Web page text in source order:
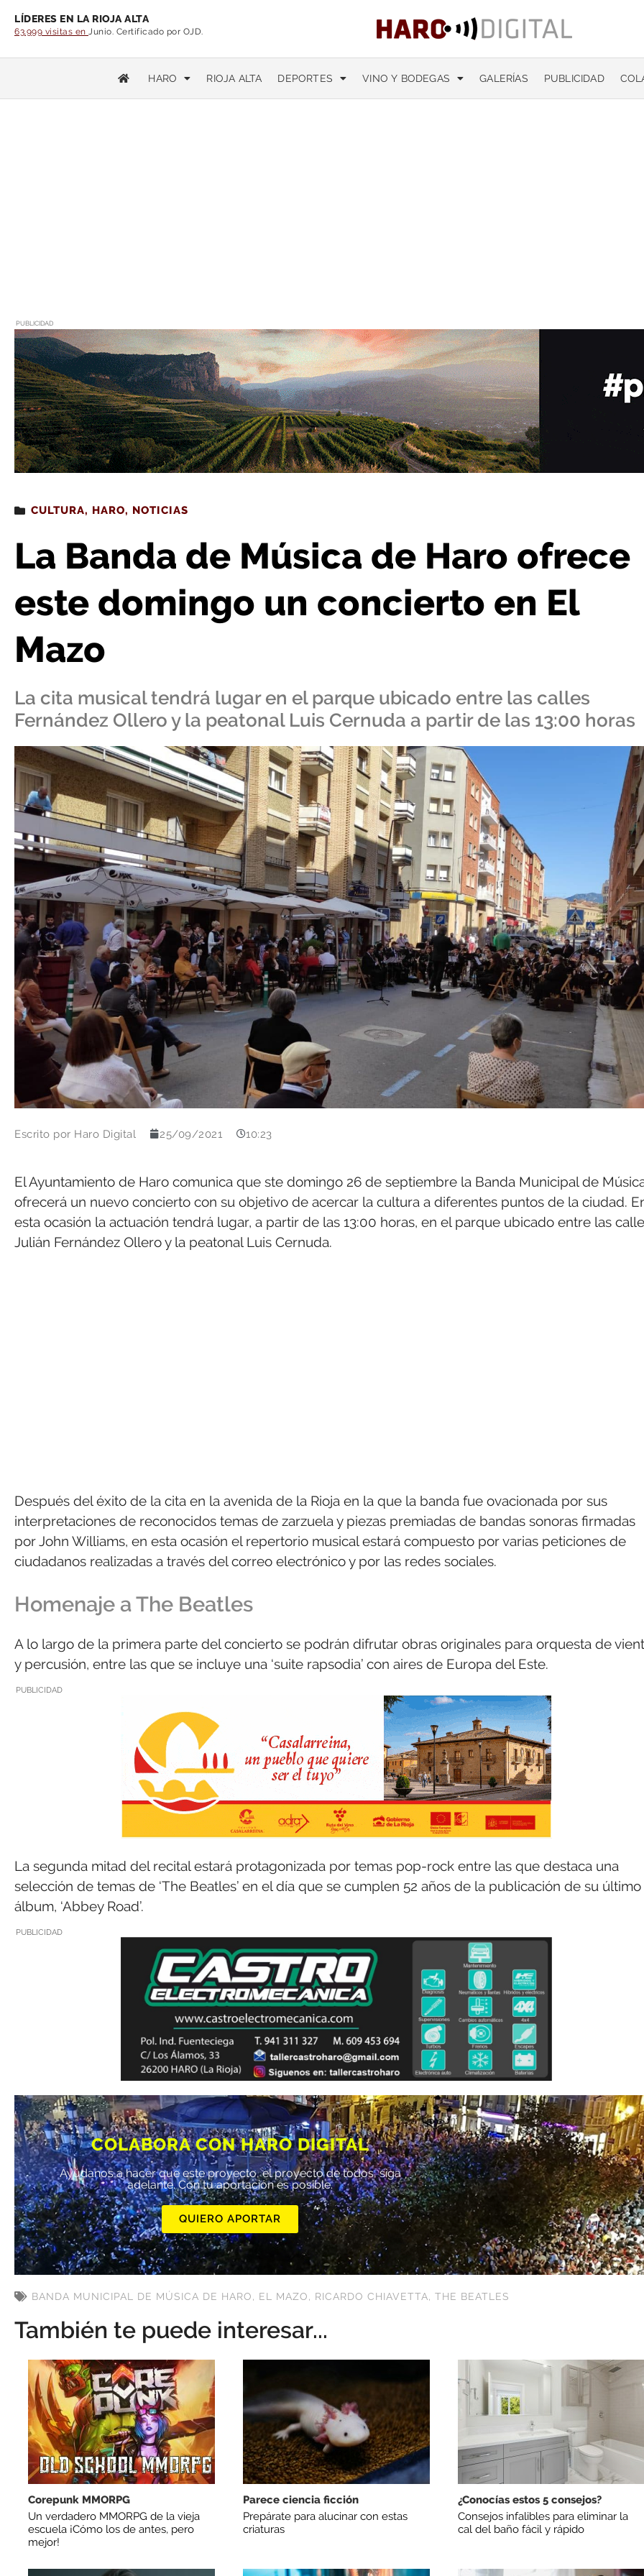
LÍDERES EN LA RIOJA ALTA
63.999 visitas en Junio. Certificado por OJD.
HARO RIOJA ALTA DEPORTES VINO Y BODEGAS GALERÍAS PUBLICIDAD
PUBLICIDAD
Estás leyendo: La Banda de Música de Haro ofrece este domingo un concierto en El Mazo
CULTURA, HARO, NOTICIAS
La Banda de Música de Haro ofrece
este domingo un concierto en El
Mazo
La cita musical tendrá lugar en el parque ubicado entre las calles
Fernández Ollero y la peatonal Luis Cernuda a partir de las 13:00 horas
Escrito por Haro Digital 25/09/2021 10:23
El Ayuntamiento de Haro comunica que ste domingo 26 de septiembre la Banda Municipal de
ofrecerá un nuevo concierto con su objetivo de acercar la cultura a diferentes puntos de la ciudad.
esta ocasión la actuación tendrá lugar, a partir de las 13:00 horas, en el parque ubicado entre las
Julián Fernández Ollero y la peatonal Luis Cernuda.
Después del éxito de la cita en la avenida de la Rioja en la que la banda fue ovacionada por sus
interpretaciones de reconocidos temas de zarzuela y piezas premiadas de bandas sonoras firmadas
por John Williams, en esta ocasión el repertorio musical estará compuesto por varias peticiones de
ciudadanos realizadas a través del correo electrónico y por las redes sociales.
Homenaje a The Beatles
A lo largo de la primera parte del concierto se podrán difrutar obras originales para orquesta de
y percusión, entre las que se incluye una ‘suite rapsodia’ con aires de Europa del Este.
PUBLICIDAD
La segunda mitad del recital estará protagonizada por temas pop-rock entre las que destaca una
selección de temas de ‘The Beatles’ en el día que se cumplen 52 años de la publicación de su último
álbum, ‘Abbey Road’.
PUBLICIDAD
COLABORA CON HARO DIGITAL
Ayúdanos a hacer que este proyecto, el proyecto de todos, siga
adelante. Con tu aportación es posible.
QUIERO APORTAR
BANDA MUNICIPAL DE MÚSICA DE HARO, EL MAZO, RICARDO CHIAVETTA, THE BEATLES
También te puede interesar...
Corepunk MMORPG
Un verdadero MMORPG de la vieja
escuela ¡Cómo los de antes, pero
mejor!
Parece ciencia ficción
Prepárate para alucinar con estas
criaturas
¿Conocías estos 5 consejos?
Consejos infalibles para eliminar la
cal del baño fácil y rápido